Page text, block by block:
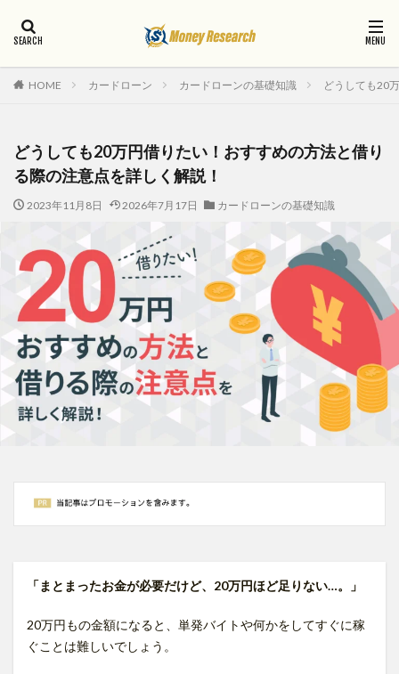
HOME カードローン カードローンの基礎知識 どうしても20
どうしても20万円借りたい！おすすめの方法と借り
る際の注意点を詳しく解説！
2023年11月8日 2026年7月17日 カードローンの基礎知識
「まとまったお金が必要だけど、20万円ほど足りない…。」
20万円もの金額になると、単発バイトや何かをしてすぐに稼
ぐことは難しいでしょう。